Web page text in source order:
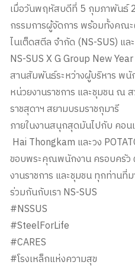
เมื่อวันพฤหัสบดีที่ 5 กุมภาพันธ์
กรรมการผู้จัดการ พร้อมทั้งคณ
ไนเต็ดสตีล จำกัด (NS-SUS) แล
NS-SUS X G Group New
สานสัมพันธ์ระหว่างผู้บริหาร พนั
หน่วยงานราชการ และชุมชน ณ
ราชสุดาฯ สยามบรมราชกุมารี
ภายในงานสนุกสุดมันไปกับ คอน
Hai Thongkam และวง
ขอบพระคุณพนักงาน ครอบครัว
งานราชการ และชุมชน ทุกท่านที่
ร่วมกันกับเรา NS-SUS
#NSSUS
#SteelForLife
#CARES
#โรงเหล็กแห่งความสุข